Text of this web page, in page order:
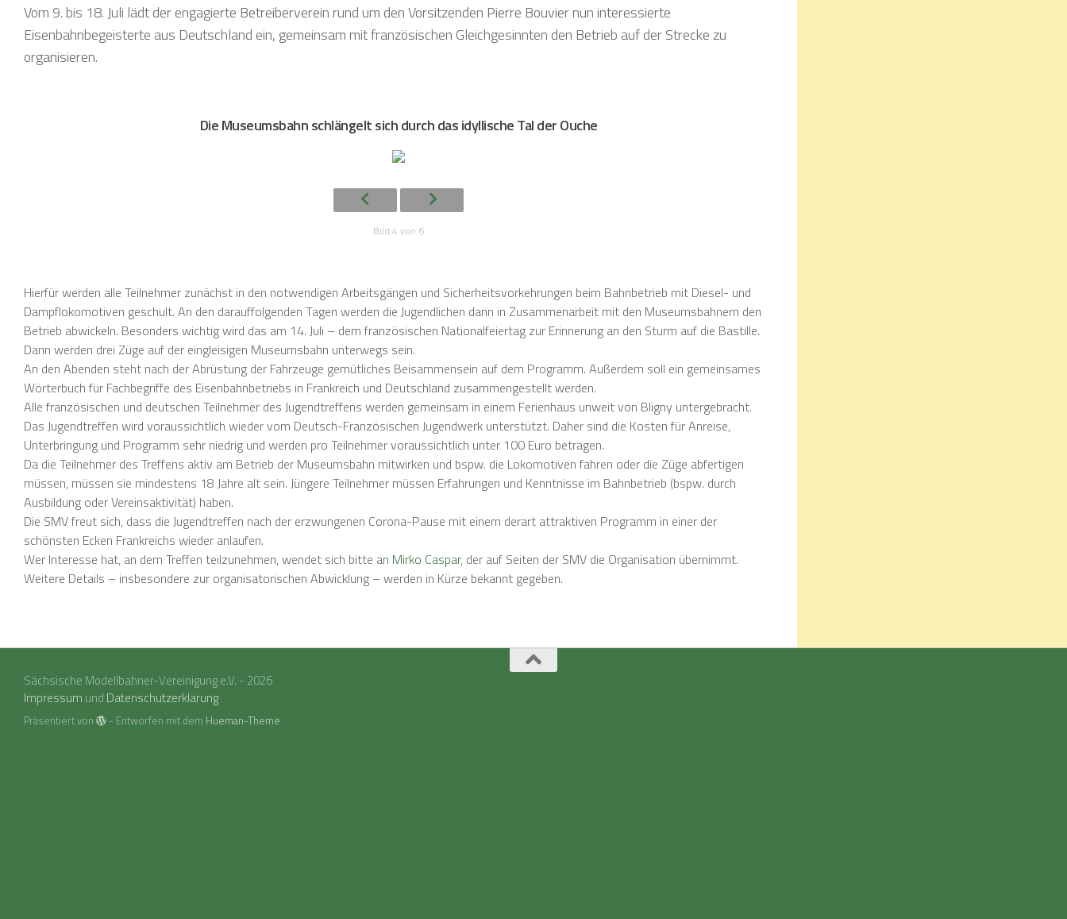
Vom 9. bis 18. Juli lädt der engagierte Betreiberverein rund um den Vorsitzenden Pierre Bouvier nun interessierte
Eisenbahnbegeisterte aus Deutschland ein, gemeinsam mit französischen Gleichgesinnten den Betrieb auf der Strecke zu
organisieren.
Die Museumsbahn schlängelt sich durch das idyllische Tal der Ouche
Bild 4 von 6
Hierfür werden alle Teilnehmer zunächst in den notwendigen Arbeitsgängen und Sicherheitsvorkehrungen beim Bahnbetrieb mit Diesel- und
Dampflokomotiven geschult. An den darauffolgenden Tagen werden die Jugendlichen dann in Zusammenarbeit mit den Museumsbahnern den
Betrieb abwickeln. Besonders wichtig wird das am 14. Juli – dem französischen Nationalfeiertag zur Erinnerung an den Sturm auf die Bastille.
Dann werden drei Züge auf der eingleisigen Museumsbahn unterwegs sein.
An den Abenden steht nach der Abrüstung der Fahrzeuge gemütliches Beisammensein auf dem Programm. Außerdem soll ein gemeinsames
Wörterbuch für Fachbegriffe des Eisenbahnbetriebs in Frankreich und Deutschland zusammengestellt werden.
Alle französischen und deutschen Teilnehmer des Jugendtreffens werden gemeinsam in einem Ferienhaus unweit von Bligny untergebracht.
Das Jugendtreffen wird voraussichtlich wieder vom Deutsch-Französischen Jugendwerk unterstützt. Daher sind die Kosten für Anreise,
Unterbringung und Programm sehr niedrig und werden pro Teilnehmer voraussichtlich unter 100 Euro betragen.
Da die Teilnehmer des Treffens aktiv am Betrieb der Museumsbahn mitwirken und bspw. die Lokomotiven fahren oder die Züge abfertigen
müssen, müssen sie mindestens 18 Jahre alt sein. Jüngere Teilnehmer müssen Erfahrungen und Kenntnisse im Bahnbetrieb (bspw. durch
Ausbildung oder Vereinsaktivität) haben.
Die SMV freut sich, dass die Jugendtreffen nach der erzwungenen Corona-Pause mit einem derart attraktiven Programm in einer der
schönsten Ecken Frankreichs wieder anlaufen.
Wer Interesse hat, an dem Treffen teilzunehmen, wendet sich bitte an Mirko Caspar, der auf Seiten der SMV die Organisation übernimmt.
Weitere Details – insbesondere zur organisatorischen Abwicklung – werden in Kürze bekannt gegeben.
Sächsische Modellbahner-Vereinigung e.V. - 2026
Impressum und Datenschutzerklärung
Präsentiert von - Entworfen mit dem Hueman-Theme